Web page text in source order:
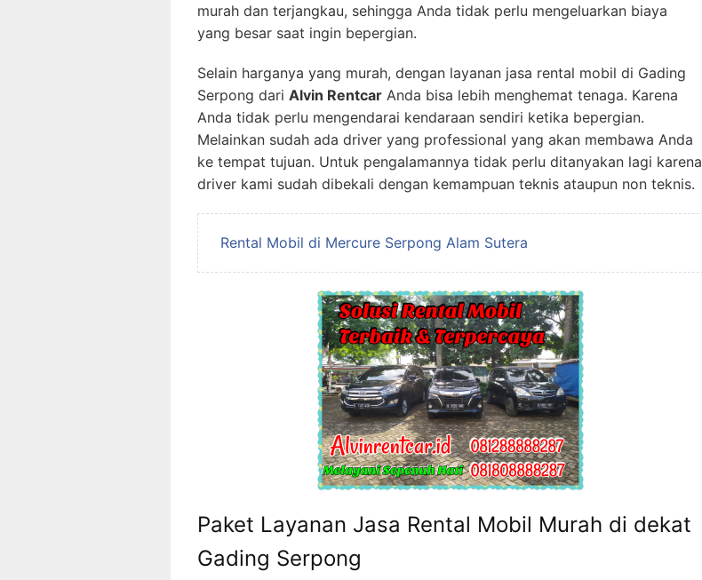
murah dan terjangkau, sehingga Anda tidak perlu mengeluarkan biaya
yang besar saat ingin bepergian.
Selain harganya yang murah, dengan layanan jasa rental mobil di Gading
Serpong dari Alvin Rentcar Anda bisa lebih menghemat tenaga. Karena
Anda tidak perlu mengendarai kendaraan sendiri ketika bepergian.
Melainkan sudah ada driver yang professional yang akan membawa Anda
ke tempat tujuan. Untuk pengalamannya tidak perlu ditanyakan lagi karena
driver kami sudah dibekali dengan kemampuan teknis ataupun non teknis.
Rental Mobil di Mercure Serpong Alam Sutera
Paket Layanan Jasa Rental Mobil Murah di dekat
Gading Serpong